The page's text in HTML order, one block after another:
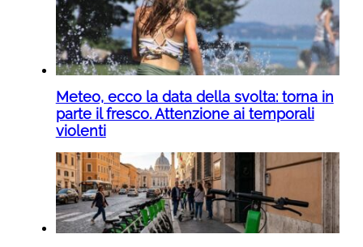
Meteo, ecco la data della svolta: torna in
parte il fresco. Attenzione ai temporali
violenti